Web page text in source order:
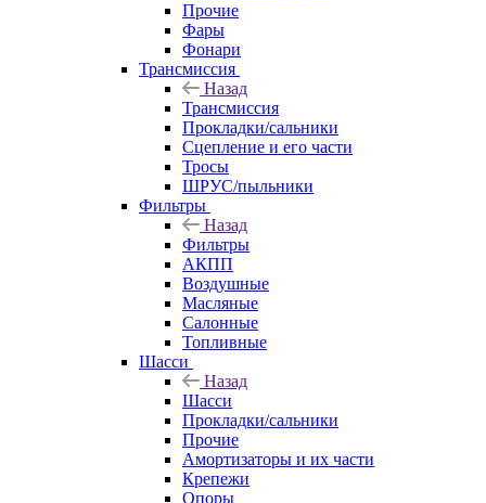
Прочие
Фары
Фонари
Трансмиссия
Назад
Трансмиссия
Прокладки/сальники
Сцепление и его части
Тросы
ШРУС/пыльники
Фильтры
Назад
Фильтры
АКПП
Воздушные
Масляные
Салонные
Топливные
Шасси
Назад
Шасси
Прокладки/сальники
Прочие
Амортизаторы и их части
Крепежи
Опоры